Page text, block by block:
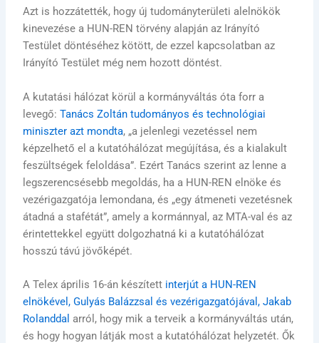
Azt is hozzátették, hogy új tudományterületi alelnökök
kinevezése a HUN-REN törvény alapján az Irányító
Testület döntéséhez kötött, de ezzel kapcsolatban az
Irányító Testület még nem hozott döntést.
A kutatási hálózat körül a kormányváltás óta forr a
levegő:Tanács Zoltán tudományos és technológiai
miniszter azt mondta, „a jelenlegi vezetéssel nem
képzelhető el a kutatóhálózat megújítása, és a kialakult
feszültségek feloldása”. Ezért Tanács szerint az lenne a
legszerencsésebb megoldás, ha a HUN-REN elnöke és
vezérigazgatója lemondana, és „egy átmeneti vezetésnek
átadná a stafétát”, amely a kormánnyal, az MTA-val és az
érintettekkel együtt dolgozhatná ki a kutatóhálózat
hosszú távú jövőképét.
A Telex április 16-án készített interjút a HUN-REN
elnökével, Gulyás Balázzsal és vezérigazgatójával, Jakab
Rolanddal arról, hogy mik a terveik a kormányváltás után,
és hogy hogyan látják most a kutatóhálózat helyzetét. Ők